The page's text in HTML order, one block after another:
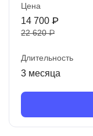
Цена
14 700 ₽
22 620 ₽
Длительность
3 месяца